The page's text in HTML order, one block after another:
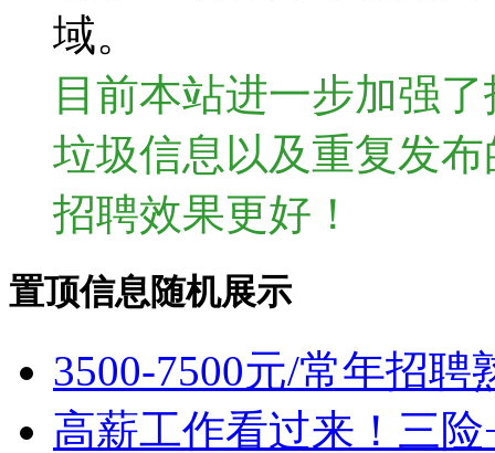
域。
目前本站进一步加强
垃圾信息以及重复发
招聘效果更好！
置顶信息随机展示
3500-7500元/常年招聘
高薪工作看过来！三